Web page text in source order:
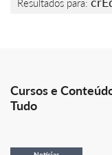
Resultados para:
Cursos e
Tudo